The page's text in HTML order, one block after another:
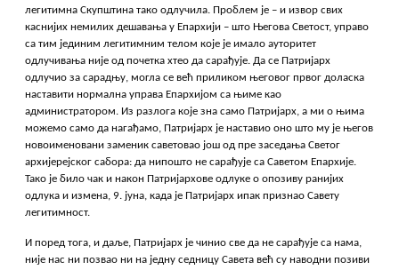
легитимна Скупштина тако одлучила. Проблем је – и извор свих
каснијих немилих дешавања у Епархији – што Његова Светост, управо
са тим јединим легитимним телом које је имало ауторитет
одлучивања није од почетка хтео да сарађује. Да се Патријарх
одлучио за сарадњу, могла се већ приликом његовог првог доласка
наставити нормална управа Епархијом са њиме као
администратором. Из разлога које зна само Патријарх, а ми о њима
можемо само да нагађамо, Патријарх је наставио оно што му је његов
новоименовани заменик саветовао још од пре заседања Светог
архијерејског сабора: да нипошто не сарађује са Саветом Епархије.
Тако је било чак и након Патријархове одлуке о опозиву ранијих
одлука и измена, 9. јуна, када је Патријарх ипак признао Савету
легитимност.
И поред тога, и даље, Патријарх је чинио све да не сарађује са нама,
није нас ни позвао ни на једну седницу Савета већ су наводни позиви